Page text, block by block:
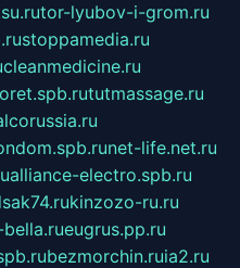
tor-lyubov-i-grom.ru
stoppamedia.ru
cleanmedicine.ru
tutmassage.ru
net-life.net.ru
alliance-electro.spb.ru
kinzozo-ru.ru
eugrus.pp.ru
bezmorchin.ruia2.ru